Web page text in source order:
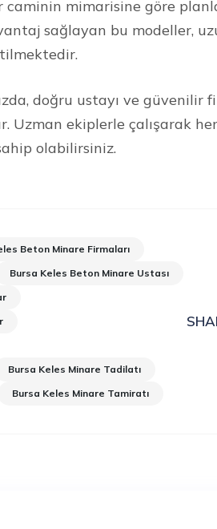
caminin mimarisine göre
sağlayan bu modeller,
doğru ustayı ve güvenilir
Uzman ekiplerle çalışarak
olabilirsiniz.
Beton Minare Firmaları
Bursa Keles Beton Minare Ustası
Bursa Keles Minare Tadilatı
Bursa Keles Minare Tamiratı